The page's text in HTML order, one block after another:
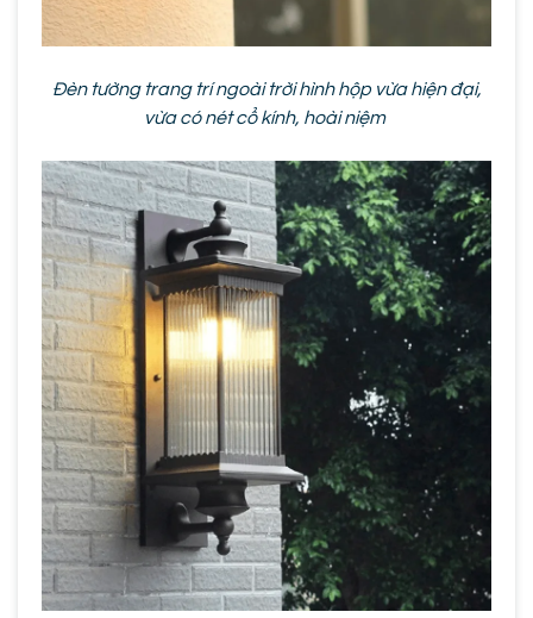
Đèn tường trang trí ngoài trời hình hộp vừa hiện đại,
vừa có nét cổ kính, hoài niệm